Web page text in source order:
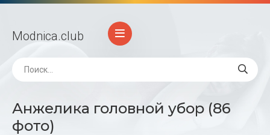
Modnica.club
Анжелика головной убор (86
фото)